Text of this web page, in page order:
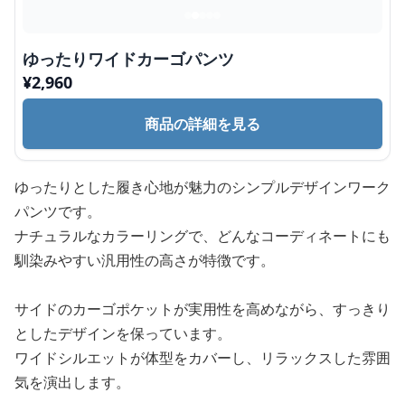
ゆったりワイドカーゴパンツ
¥2,960
商品の詳細を見る
ゆったりとした履き心地が魅力のシンプルデザインワーク
パンツです。
ナチュラルなカラーリングで、どんなコーディネートにも
馴染みやすい汎用性の高さが特徴です。
サイドのカーゴポケットが実用性を高めながら、すっきり
としたデザインを保っています。
ワイドシルエットが体型をカバーし、リラックスした雰囲
気を演出します。